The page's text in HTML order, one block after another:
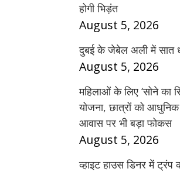
होगी भिड़ंत
August 5, 2026
दुबई के जेबेल अली में सात
August 5, 2026
महिलाओं के लिए ‘सोने का
योजना, छात्रों को
आवास पर भी बड़ा फोकस
August 5, 2026
व्हाइट हाउस डिनर में ट्रंप